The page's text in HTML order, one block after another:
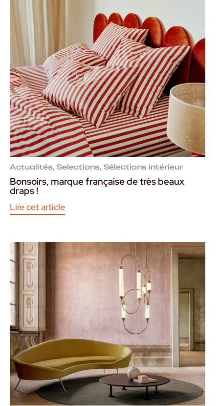
Actualités, Selections, Sélections intérieur
Bonsoirs, marque française de très beaux
draps !
Lire cet article